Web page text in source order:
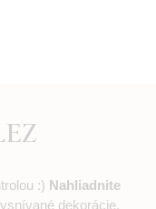
:) Nahliadnite
dekorácie.